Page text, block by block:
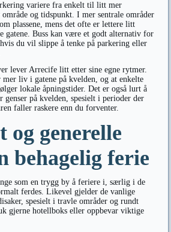
variere fra enkelt til litt mer
og tidspunkt. I mer sentrale områder
plassene, mens det ofte er lettere litt
gatene. Buss kan være et godt alternativ for
du vil slippe å tenke på parkering eller
lever Arrecife litt etter sine egne rytmer.
mer liv i gatene på kvelden, og at enkelte
lokale åpningstider. Det er også lurt å
genser på kvelden, spesielt i perioder der
faller raskere enn du forventer.
og generelle
behagelig ferie
som en trygg by å feriere i, særlig i de
ferdes. Likevel gjelder de vanlige
spesielt i travle områder og rundt
gjerne hotellboks eller oppbevar viktige